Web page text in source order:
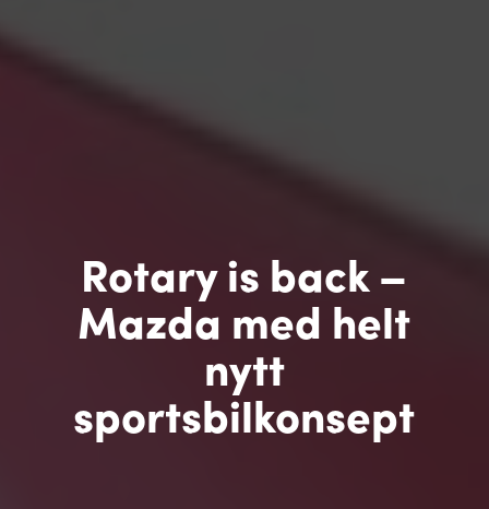
Rotary is back –
Mazda med helt
nytt
sportsbilkonsept